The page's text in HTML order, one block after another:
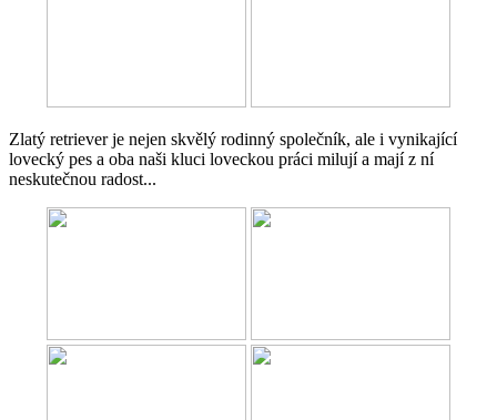
Zlatý retriever je nejen skvělý rodinný společník, ale i vynikající
lovecký pes a oba naši kluci loveckou práci milují a mají z ní
neskutečnou radost...